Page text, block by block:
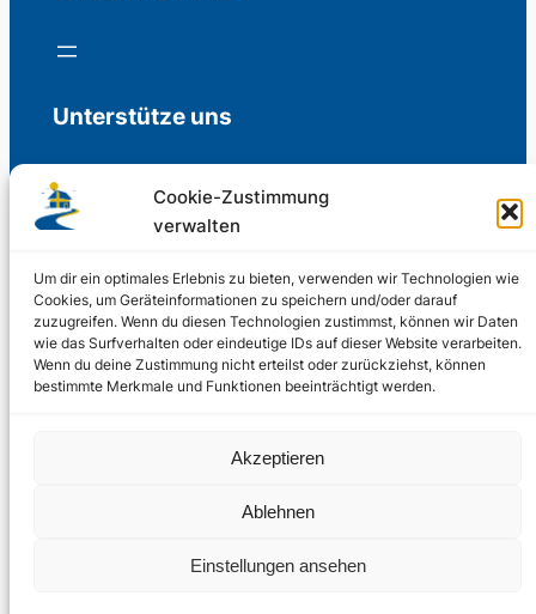
Cookie-Zustimmung
verwalten
Um dir ein optimales Erlebnis zu bieten, verwenden wir Technologien wie
Cookies, um Geräteinformationen zu speichern und/oder darauf
zuzugreifen. Wenn du diesen Technologien zustimmst, können wir Daten
wie das Surfverhalten oder eindeutige IDs auf dieser Website verarbeiten.
Wenn du deine Zustimmung nicht erteilst oder zurückziehst, können
bestimmte Merkmale und Funktionen beeinträchtigt werden.
Akzeptieren
Ablehnen
Einstellungen ansehen
Unterstütze uns
Freiwillige Spenden für die Aufrechterhaltung
Support us
© 2002 – 2026